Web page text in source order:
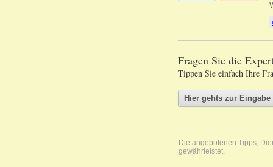
Fragen Sie die
Tippen Sie einfach Ihre
Die angebotenen Tipps,
gewährleistet.